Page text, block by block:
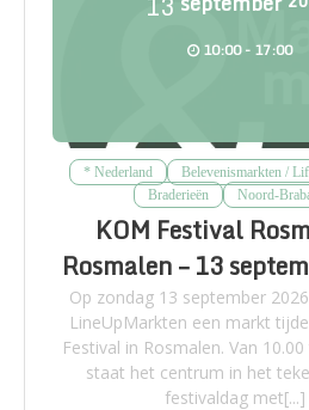
10:00 - 17:00
* Nederland
Belevenismarkten /
Braderieën
Noord-
KOM Festival
Rosmalen – 13
Op zondag 13 september
LineUpMarkten een markt
Festival in Rosmalen. Van
staat het centrum in het
festivaldag met[...]